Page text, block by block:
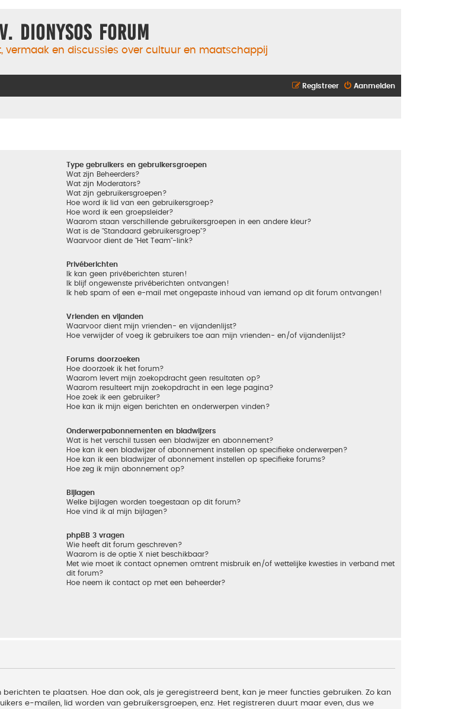
Dionysos Forum
vermaak en discussies over cultuur en maatschappij
Aanmelden
Registreer
Type gebruikers en gebruikersgroepen
Wat zijn Beheerders?
Wat zijn Moderators?
Wat zijn gebruikersgroepen?
Hoe word ik lid van een gebruikersgroep?
Hoe word ik een groepsleider?
Waarom staan verschillende gebruikersgroepen in een andere kleur?
Wat is de "Standaard gebruikersgroep"?
Waarvoor dient de "Het Team"-link?
Privéberichten
Ik kan geen privéberichten sturen!
Ik blijf ongewenste privéberichten ontvangen!
Ik heb spam of een e-mail met ongepaste inhoud van iemand op dit forum ontvangen!
Vrienden en vijanden
Waarvoor dient mijn vrienden- en vijandenlijst?
Hoe verwijder of voeg ik gebruikers toe aan mijn vrienden- en/of vijandenlijst?
Forums doorzoeken
Hoe doorzoek ik het forum?
Waarom levert mijn zoekopdracht geen resultaten op?
Waarom resulteert mijn zoekopdracht in een lege pagina?
Hoe zoek ik een gebruiker?
Hoe kan ik mijn eigen berichten en onderwerpen vinden?
Onderwerpabonnementen en bladwijzers
Wat is het verschil tussen een bladwijzer en abonnement?
Hoe kan ik een bladwijzer of abonnement instellen op specifieke onderwerpen?
Hoe kan ik een bladwijzer of abonnement instellen op specifieke forums?
Hoe zeg ik mijn abonnement op?
Bijlagen
Welke bijlagen worden toegestaan op dit forum?
Hoe vind ik al mijn bijlagen?
phpBB 3 vragen
Wie heeft dit forum geschreven?
Waarom is de optie X niet beschikbaar?
Met wie moet ik contact opnemen omtrent misbruik en/of wettelijke kwesties in verband met
dit forum?
Hoe neem ik contact op met een beheerder?
te plaatsen. Hoe dan ook, als je geregistreerd bent, kan je meer functies gebruiken. Zo kan
e-mailen, lid worden van gebruikersgroepen, enz. Het registreren duurt maar even, dus we